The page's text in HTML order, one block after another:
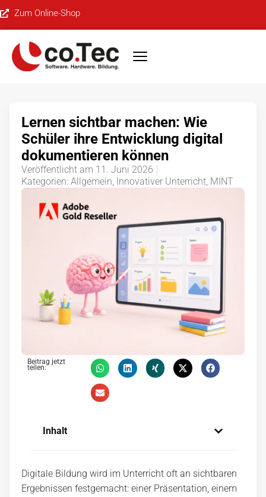
Zum Online-Shop
Lernen sichtbar machen: Wie
Schüler ihre Entwicklung digital
dokumentieren können
Veröffentlicht am 11. Juni 2026
Kategorien: Allgemein, Innovativer Unterricht, MINT
Beitrag jetzt
teilen:
Inhalt
Digitale Bildung wird im Unterricht oft an sichtbaren
Ergebnissen festgemacht: einer Präsentation, einem